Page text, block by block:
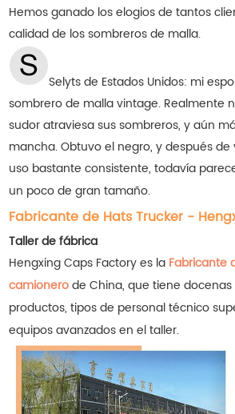
Hemos ganado los elogios de tantos
calidad de los sombreros de malla.
Selyts de Estados Unidos: mi
sombrero de malla vintage. Realmente
sudor atraviesa sus sombreros, y aún
mancha. Obtuvo el negro, y después
uso bastante consistente, todavía
un poco de gran tamaño.
Fabricante de Hats Trucker -
Taller de fábrica
Hengxing Caps Factory es la Fabricante
camionerode China, que tiene
productos, tipos de personal técnico
equipos avanzados en el taller.